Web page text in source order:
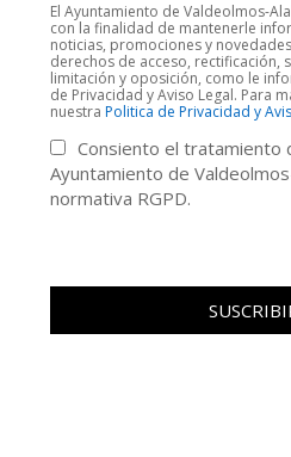
El Ayuntamiento de Valdeolmos-
con la finalidad de mantenerle
noticias, promociones y
derechos de acceso, rectificación,
limitación y oposición, como le
de Privacidad y Aviso Legal. Para
nuestra Politica de Privacidad y
Consiento el tratamiento
Ayuntamiento de
normativa RGPD.